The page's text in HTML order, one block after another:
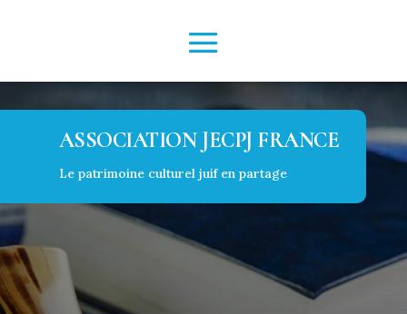
ASSOCIATION JECPJ FRANCE
Le patrimoine culturel juif en partage